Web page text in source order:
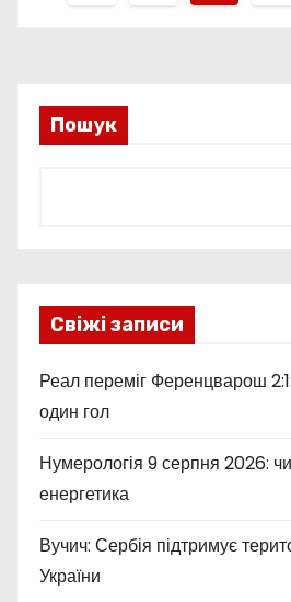
і
і
я
з
п
и
с
Пошук
Свіжі записи
Реал переміг Ференцварош
один гол
Нумерологія 9 серпня 2026:
енергетика
Вучич: Сербія підтримує
України